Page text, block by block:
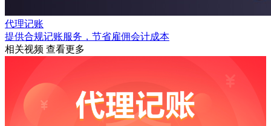
代理记账
提供合规记账服务，节省雇佣会计成本
相关视频 查看更多